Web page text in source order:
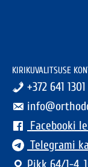
KIRIKUVALITSUSE
+372 641 1301
Facebooki
Telegrami